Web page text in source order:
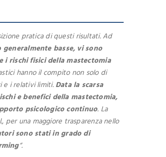
pratica di questi risultati. Ad
basse, vi sono
i rischi fisici della mastectomia
hanno il compito non solo di
e i relativi limiti. Data la scarsa
e benefici della mastectomia,
psicologico continuo. La
per una maggiore trasparenza nello
sono stati in grado di
“.